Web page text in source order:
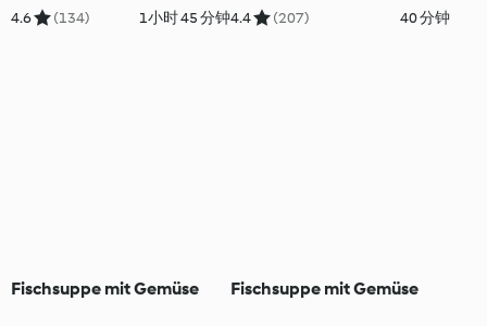
4.6 (134) 1小时 45 分钟4.4 (207) 40 分钟
Fischsuppe mit Gemüse Fischsuppe mit Gemüse